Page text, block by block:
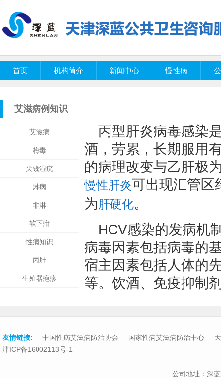
首页 机构简介 新闻中心 慢性病
艾滋病例知识
艾滋病
梅毒
尖锐湿疣
淋病
非淋
软下疳
性病知识
丙肝
生殖器疱疹
丙型肝炎病毒感染
酒，劳累，长期服用
的病理改变与乙肝极
慢性肝炎可出现汇管区
为肝硬化。
HCV感染的发病机
病毒因素包括病毒的
宿主因素包括人体的
等。饮酒、免疫抑制
友情链接: 中国性病艾滋病防治协会 国家性病艾滋病防治中心
津ICP备16002113号-1
公司地址：深